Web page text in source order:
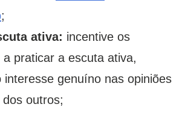
;
ativa: incentive os
praticar a escuta ativa,
interesse genuíno nas opiniões
outros;